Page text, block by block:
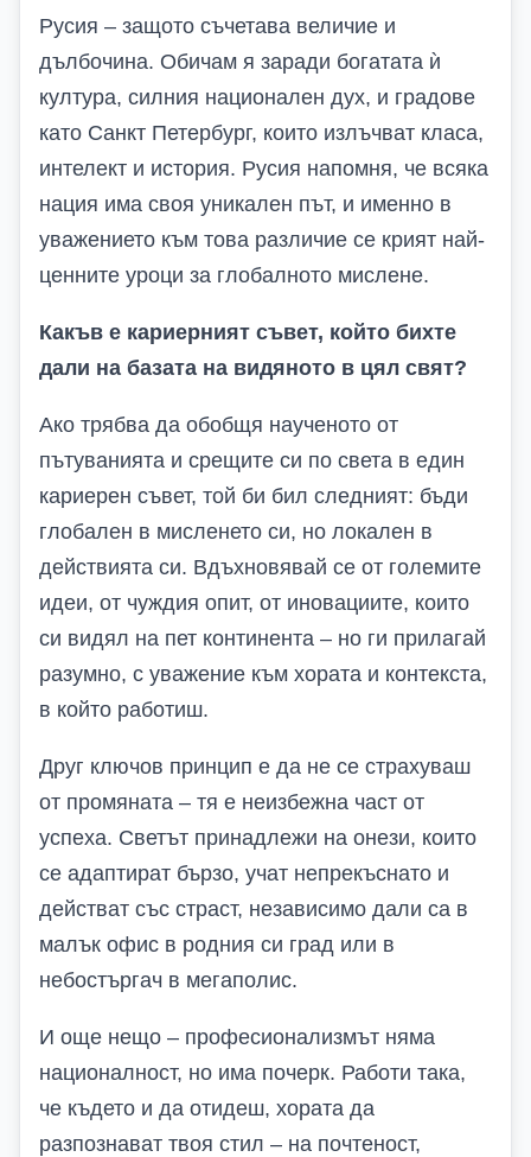
Русия – защото съчетава величие и
дълбочина. Обичам я заради богатата ѝ
култура, силния национален дух, и градове
като Санкт Петербург, които излъчват класа,
интелект и история. Русия напомня, че всяка
нация има своя уникален път, и именно в
уважението към това различие се крият най-
ценните уроци за глобалното мислене.
Какъв е кариерният съвет, който бихте
дали на базата на видяното в цял свят?
Ако трябва да обобщя наученото от
пътуванията и срещите си по света в един
кариерен съвет, той би бил следният: бъди
глобален в мисленето си, но локален в
действията си. Вдъхновявай се от големите
идеи, от чуждия опит, от иновациите, които
си видял на пет континента – но ги прилагай
разумно, с уважение към хората и контекста,
в който работиш.
Друг ключов принцип е да не се страхуваш
от промяната – тя е неизбежна част от
успеха. Светът принадлежи на онези, които
се адаптират бързо, учат непрекъснато и
действат със страст, независимо дали са в
малък офис в родния си град или в
небостъргач в мегаполис.
И още нещо – професионализмът няма
националност, но има почерк. Работи така,
че където и да отидеш, хората да
разпознават твоя стил – на почтеност,